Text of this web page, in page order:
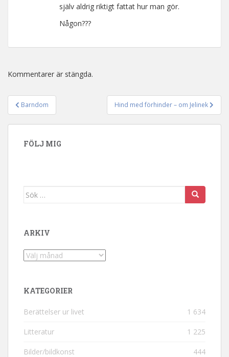
själv aldrig riktigt fattat hur man gör.
Någon???
Kommentarer är stängda.
Inläggsnavigering
Barndom Hind med förhinder – om Jelinek
FÖLJ MIG
Sök efter:
ARKIV
Arkiv
KATEGORIER
Berättelser ur livet 1 634
Litteratur 1 225
Bilder/bildkonst 444